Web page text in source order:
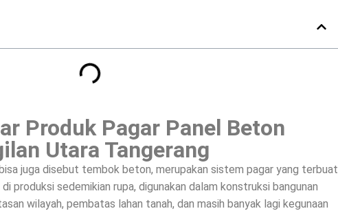
Produk Pagar Panel Beton
Utara Tangerang
juga disebut tembok beton, merupakan sistem pagar yang terbuat
produksi sedemikian rupa, digunakan dalam konstruksi bangunan
wilayah, pembatas lahan tanah, dan masih banyak lagi kegunaan